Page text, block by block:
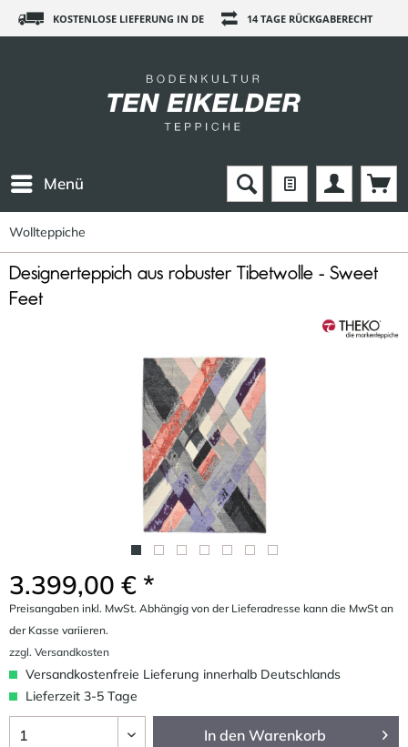
KOSTENLOSE LIEFERUNG IN DE 14 TAGE RÜCKGABERECHT
Menü
Wollteppiche
Designerteppich aus robuster Tibetwolle - Sweet
Feet
3.399,00 € *
Preisangaben inkl. MwSt. Abhängig von der Lieferadresse kann die MwSt an
der Kasse variieren.
zzgl. Versandkosten
Versandkostenfreie Lieferung innerhalb Deutschlands
Lieferzeit 3-5 Tage
In den Warenkorb